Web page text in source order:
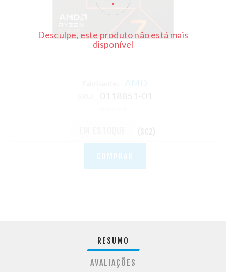
Desculpe, este produto não está mais
disponível
AMD
COMPRAR
RESUMO
AVALIAÇÕES